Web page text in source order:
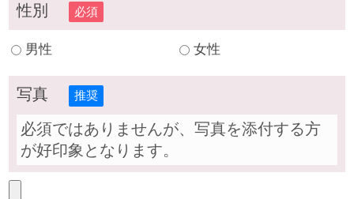
性別 必須
男性 女性
写真 推奨
必須ではありませんが、写真を添付する方
が好印象となります。